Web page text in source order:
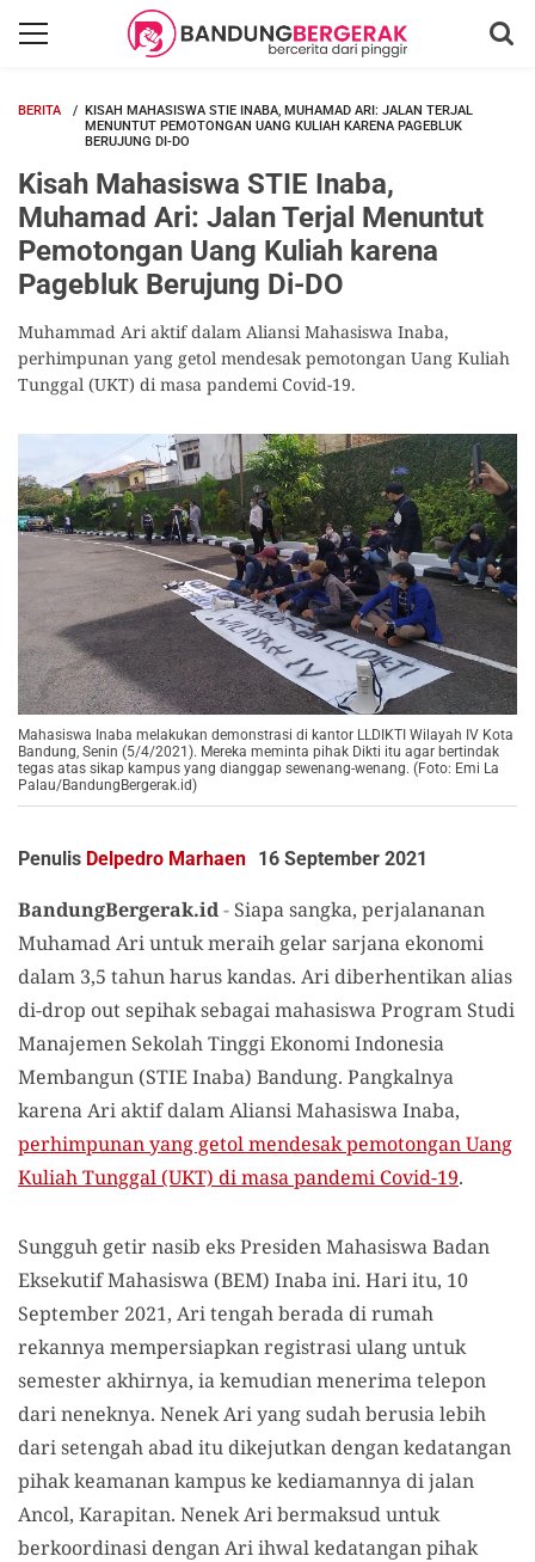
BERITA
KISAH MAHASISWA STIE INABA, MUHAMAD ARI: JALAN TERJAL
MENUNTUT PEMOTONGAN UANG KULIAH KARENA PAGEBLUK
BERUJUNG DI-DO
Kisah Mahasiswa STIE Inaba,
Muhamad Ari: Jalan Terjal Menuntut
Pemotongan Uang Kuliah karena
Pagebluk Berujung Di-DO
Muhammad Ari aktif dalam Aliansi Mahasiswa Inaba,
perhimpunan yang getol mendesak pemotongan Uang Kuliah
Tunggal (UKT) di masa pandemi Covid-19.
Mahasiswa Inaba melakukan demonstrasi di kantor LLDIKTI Wilayah IV Kota
Bandung, Senin (5/4/2021). Mereka meminta pihak Dikti itu agar bertindak
tegas atas sikap kampus yang dianggap sewenang-wenang. (Foto: Emi La
Palau/BandungBergerak.id)
Penulis Delpedro Marhaen 16 September 2021
BandungBergerak.id- Siapa sangka, perjalananan
Muhamad Ari untuk meraih gelar sarjana ekonomi
dalam 3,5 tahun harus kandas. Ari diberhentikan alias
di-drop out sepihak sebagai mahasiswa Program Studi
Manajemen Sekolah Tinggi Ekonomi Indonesia
Membangun (STIE Inaba) Bandung. Pangkalnya
karena Ari aktif dalam Aliansi Mahasiswa Inaba,
perhimpunan yang getol mendesak pemotongan Uang
Kuliah Tunggal (UKT) di masa pandemi Covid-19.
Sungguh getir nasib eks Presiden Mahasiswa Badan
Eksekutif Mahasiswa (BEM) Inaba ini. Hari itu, 10
September 2021, Ari tengah berada di rumah
rekannya mempersiapkan registrasi ulang untuk
semester akhirnya, ia kemudian menerima telepon
dari neneknya. Nenek Ari yang sudah berusia lebih
dari setengah abad itu dikejutkan dengan kedatangan
pihak keamanan kampus ke kediamannya di jalan
Ancol, Karapitan. Nenek Ari bermaksud untuk
berkoordinasi dengan Ari ihwal kedatangan pihak